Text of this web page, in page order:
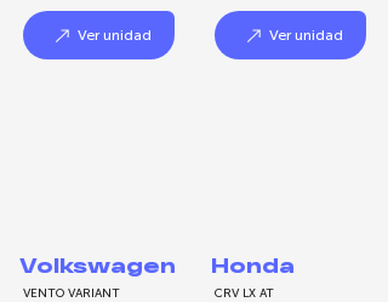
Ver unidad
Volkswagen
VENTO VARIANT
Ver unidad
Honda
CRV LX AT